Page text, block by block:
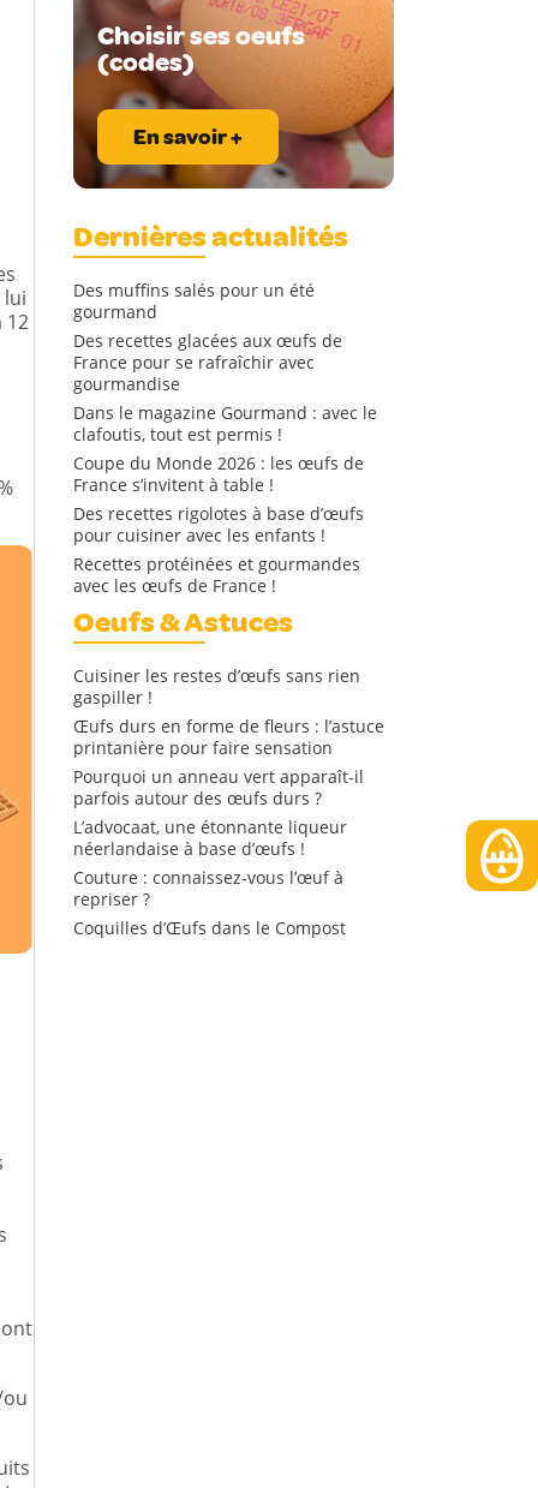
lui
12
Choisir ses oeufs
(codes)
En savoir +
Dernières actualités
Des muffins salés pour un été
gourmand
Des recettes glacées aux œufs de
France pour se rafraîchir avec
gourmandise
Dans le magazine Gourmand : avec le
clafoutis, tout est permis !
Coupe du Monde 2026 : les œufs de
France s’invitent à table !
Des recettes rigolotes à base d’œufs
pour cuisiner avec les enfants !
Recettes protéinées et gourmandes
avec les œufs de France !
Oeufs & Astuces
Cuisiner les restes d’œufs sans rien
gaspiller !
Œufs durs en forme de fleurs : l’astuce
printanière pour faire sensation
Pourquoi un anneau vert apparaît-il
parfois autour des œufs durs ?
L’advocaat, une étonnante liqueur
néerlandaise à base d’œufs !
Couture : connaissez-vous l’œuf à
repriser ?
Coquilles d’Œufs dans le Compost